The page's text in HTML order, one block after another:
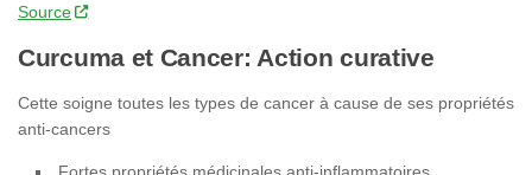
Source
Curcuma et Cancer: Action curative
Cette soigne toutes les types de cancer à cause de ses propriétés
anti-cancers